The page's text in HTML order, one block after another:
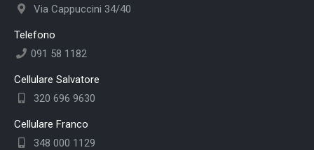
Via Cappuccini 34/40
Telefono
091 58 1182
Cellulare Salvatore
320 696 9630
Cellulare Franco
348 000 1129